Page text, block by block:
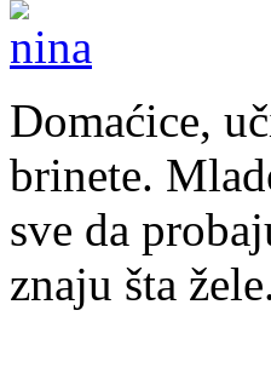
Domaćice,
brinete.
sve da
znaju šta